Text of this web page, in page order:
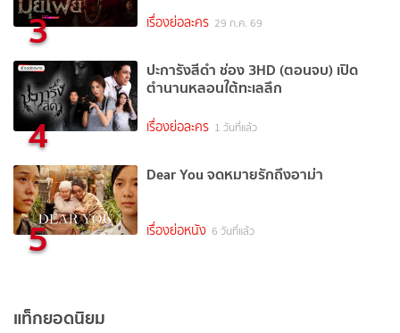
3 เรื่องย่อละคร 29 ก.ค. 69
4
ปะการังสีดำ ช่อง 3HD (ตอนจบ) เปิด
ตำนานหลอนใต้ทะเลลึก
เรื่องย่อละคร 1 วันที่แล้ว
5
Dear You จดหมายรักถึงอาม่า
เรื่องย่อหนัง 6 วันที่แล้ว
แท็กยอดนิยม